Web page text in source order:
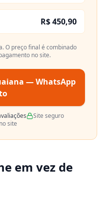
R$ 450,90
. O preço final é combinado
no site.
— WhatsApp
Site seguro
site
em vez de